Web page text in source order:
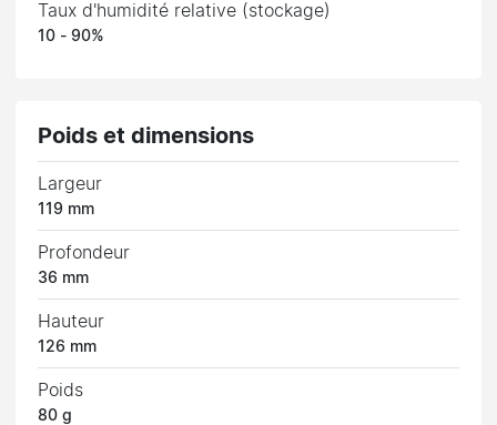
Taux d'humidité relative (stockage)
10 - 90%
Poids et dimensions
Largeur
119 mm
Profondeur
36 mm
Hauteur
126 mm
Poids
80 g